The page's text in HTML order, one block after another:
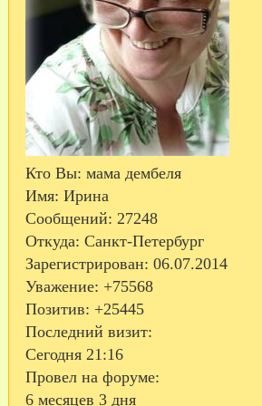
Кто Вы: мама дембеля
Имя: Ирина
Сообщений: 27248
Откуда: Санкт-Петербург
Зарегистрирован: 06.07.2014
Уважение: +75568
Позитив: +25445
Последний визит:
Сегодня 21:16
Провел на форуме:
6 месяцев 3 дня